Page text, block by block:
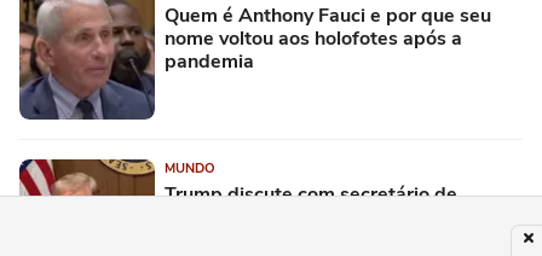
Quem é Anthony Fauci e por que seu
nome voltou aos holofotes após a
pandemia
MUNDO
Trump discute com secretário de